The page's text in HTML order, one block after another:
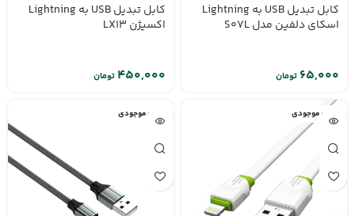
کابل تبدیل USB به Lightning
اسکای دلفین مدل S07L
تومان
کابل تبدیل USB به Lightning
اکسیژن LX13
تومان
اتمام موجودی اتمام موجودی